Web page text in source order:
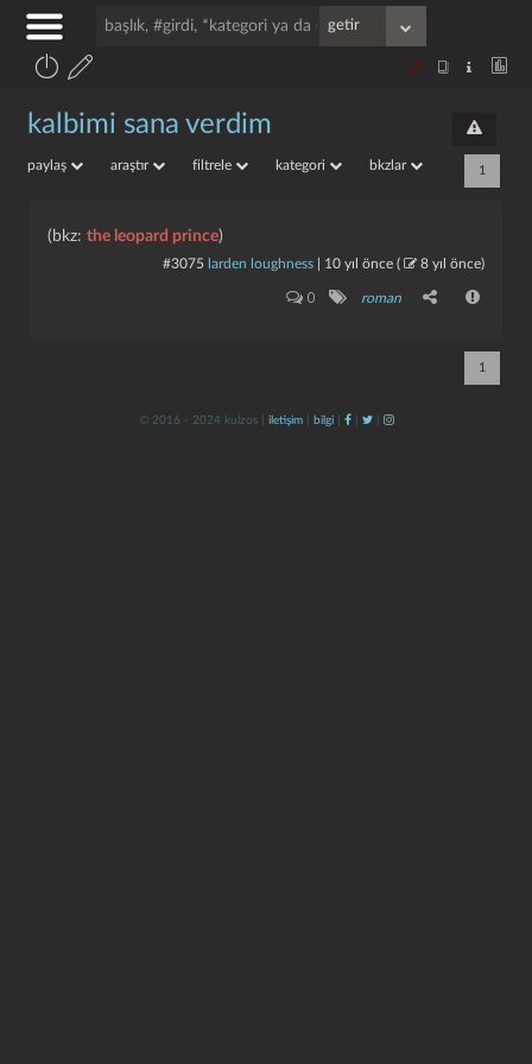
kalbimi sana verdim
paylaş araştır filtrele kategori bkzlar 1
(bkz: the leopard prince)
#3075 larden loughness 10 yıl önce ( 8 yıl önce)
0 roman
1
© 2016 - 2024 kulzos | iletişim| bilgi| | |